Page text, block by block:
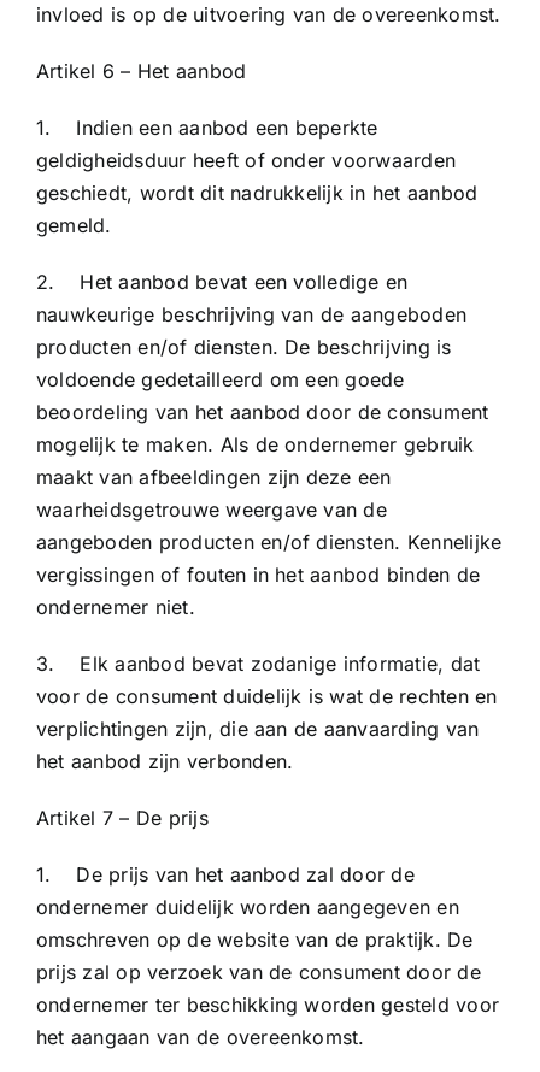
invloed is op de uitvoering van de overeenkomst.
Artikel 6 – Het aanbod
1. Indien een aanbod een beperkte
geldigheidsduur heeft of onder voorwaarden
geschiedt, wordt dit nadrukkelijk in het aanbod
gemeld.
2. Het aanbod bevat een volledige en
nauwkeurige beschrijving van de aangeboden
producten en/of diensten. De beschrijving is
voldoende gedetailleerd om een goede
beoordeling van het aanbod door de consument
mogelijk te maken. Als de ondernemer gebruik
maakt van afbeeldingen zijn deze een
waarheidsgetrouwe weergave van de
aangeboden producten en/of diensten. Kennelijke
vergissingen of fouten in het aanbod binden de
ondernemer niet.
3. Elk aanbod bevat zodanige informatie, dat
voor de consument duidelijk is wat de rechten en
verplichtingen zijn, die aan de aanvaarding van
het aanbod zijn verbonden.
Artikel 7 – De prijs
1. De prijs van het aanbod zal door de
ondernemer duidelijk worden aangegeven en
omschreven op de website van de praktijk. De
prijs zal op verzoek van de consument door de
ondernemer ter beschikking worden gesteld voor
het aangaan van de overeenkomst.